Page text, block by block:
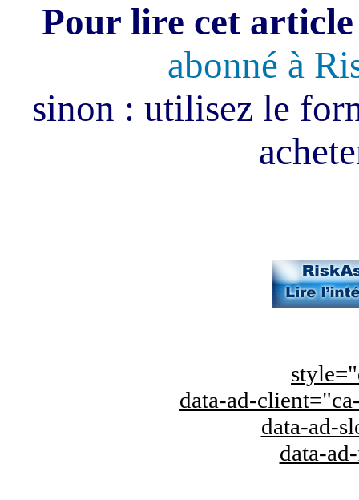
Pour lire cet
abonné à
sinon : utilisez le
data-ad-
data-ad-
data-